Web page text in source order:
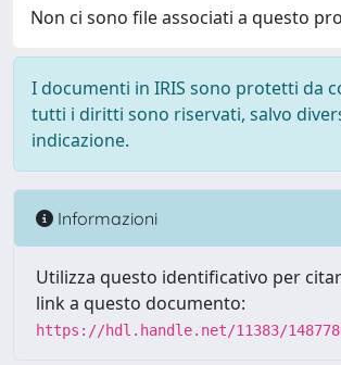
Non ci sono file associati a questo
I documenti in IRIS sono protetti da
tutti i diritti sono riservati, salvo
indicazione.
Informazioni
Utilizza questo identificativo per
link a questo documento:
https://hdl.handle.net/11383/